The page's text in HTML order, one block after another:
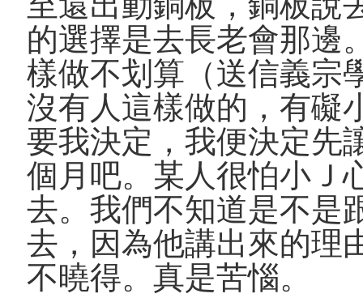
的選擇是去長老會那邊
樣做不划算（送信義宗
沒有人這樣做的，有礙
要我決定，我便決定先
個月吧。某人很怕小Ｊ
去。我們不知道是不是
去，因為他講出來的理
不曉得。真是苦惱。